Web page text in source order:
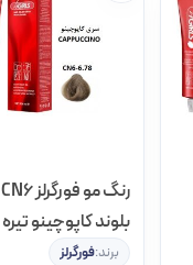
رنگ مو فورگرلز CN6
بلوند کاپوچینو تیره
برند:فورگرلز